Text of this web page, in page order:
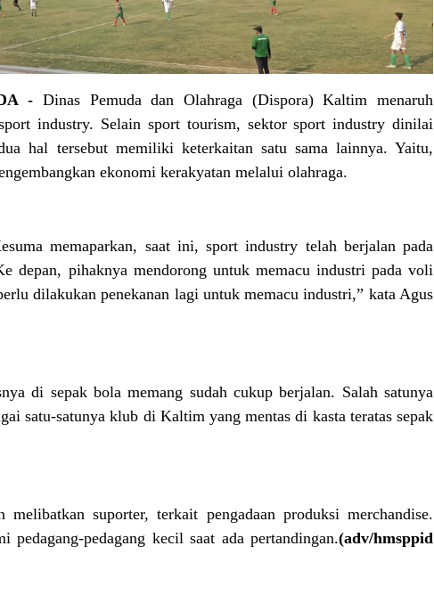
- Dinas Pemuda dan Olahraga (Dispora)Kaltim menaruh
industry. Selain sport tourism, sektor sport industry dinilai
hal tersebut memiliki keterkaitan satu sama lainnya. Yaitu,
ekonomi kerakyatan melalui olahraga.
memaparkan, saat ini, sport industry telah berjalan pada
depan, pihaknya mendorong untuk memacu industri pada voli
dilakukan penekanan lagi untuk memacu industri,” kata Agus
di sepak bola memang sudah cukup berjalan. Salah satunya
satu-satunya klub di Kaltim yang mentas di kasta teratas sepak
melibatkan suporter, terkait pengadaan produksi merchandise.
pedagang-pedagang kecil saat ada pertandingan.(adv/hmsppid